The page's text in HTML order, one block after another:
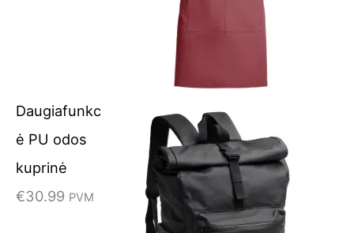
Daugiafunkc
ė PU odos
kuprinė
€30.99 PVM